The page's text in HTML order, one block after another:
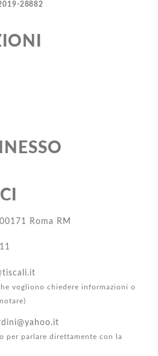
28882
Roma RM
vogliono chiedere informazioni o
per parlare direttamente con la